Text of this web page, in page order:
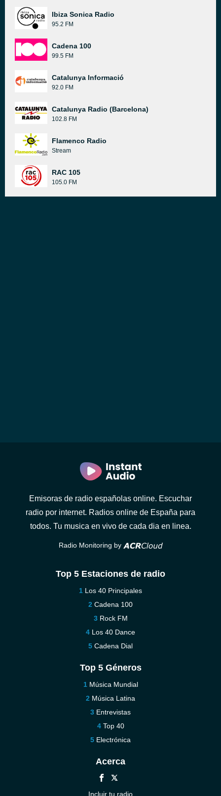
Ibiza Sonica Radio
95.2 FM
Cadena 100
99.5 FM
Catalunya Informació
92.0 FM
Catalunya Radio (Barcelona)
102.8 FM
Flamenco Radio
Stream
RAC 105
105.0 FM
Emisoras de radio españolas online. Escuchar
radio por internet. Radios online de España para
todos. Tu musica en vivo de cada dia en linea.
Radio Monitoring by
Top 5 Estaciones de radio
Los 40 Principales
Cadena 100
Rock FM
Los 40 Dance
Cadena Dial
Top 5 Géneros
Música Mundial
Música Latina
Entrevistas
Top 40
Electrónica
Acerca
Incluir tu radio